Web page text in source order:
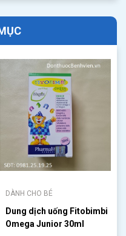
DÀNH CHO BÉ
Dung dịch uống Fitobimbi
Omega Junior 30ml